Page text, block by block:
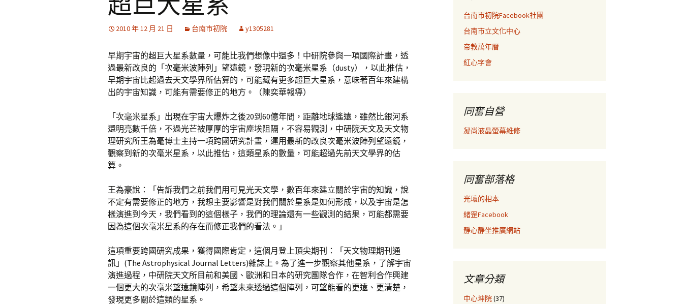
2010 年 12 月 21 日 台南市初院 y1305281
早期宇宙的超巨大星系數量，可能比我們想像中還多！中研院參與一項國際計畫，透
過最新改良的「次毫米波陣列」望遠鏡，發現新的次毫米星系（dusty），以此推估，
早期宇宙比起過去天文學界所估算的，可能藏有更多超巨大星系，意味著百年來建構
出的宇宙知識，可能有需要修正的地方。（陳奕華報導）
「次毫米星系」出現在宇宙大爆炸之後20到60億年間，距離地球遙遠，雖然比銀河系
還明亮數千倍，不過光芒被厚厚的宇宙塵埃阻隔，不容易觀測，中研院天文及天文物
理研究所王為毫博士主持一項跨國研究計畫，運用最新的改良次毫米波陣列望遠鏡，
觀察到新的次毫米星系，以此推估，這類星系的數量，可能超過先前天文學界的估
算。
王為豪說：「告訴我們之前我們用可見光天文學，數百年來建立關於宇宙的知識，說
不定有需要修正的地方，我想主要影響是對我們關於星系是如何形成，以及宇宙是怎
樣演進到今天，我們看到的這個樣子，我們的理論還有一些觀測的結果，可能都需要
因為這個次毫米星系的存在而修正我們的看法。」
這項重要跨國研究成果，獲得國際肯定，這個月登上頂尖期刊：「天文物理期刊通
訊」(The Astrophysical Journal Letters)雜誌上。為了進一步觀察其他星系，了解宇宙
演進過程，中研院天文所目前和美國、歐洲和日本的研究團隊合作，在智利合作興建
一個更大的次毫米望遠鏡陣列，希望未來透過這個陣列，可望能看的更遠、更清楚，
發現更多關於這類的星系。
台南市初院Facebook社團
台南市立文化中心
帝教萬年曆
紅心字會
同奮自營
凝尚液晶螢幕維修
同奮部落格
光瓌的相本
緒罡Facebook
靜心靜坐推廣網站
文章分類
中心坤院(37)